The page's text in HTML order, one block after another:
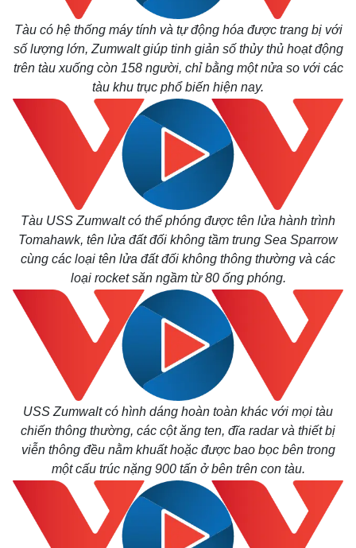
Thế giới
Quan sát
Cuộc sống đó đây
Multimedia
Video
Ảnh
E-Magazine
Infographic
Tàu có hệ thống máy tính và tự động hóa được trang bị với
số lượng lớn, Zumwalt giúp tinh giản số thủy thủ hoạt động
trên tàu xuống còn 158 người, chỉ bằng một nửa so với các
tàu khu trục phổ biến hiện nay.
Tàu USS Zumwalt có thể phóng được tên lửa hành trình
Tomahawk, tên lửa đất đối không tầm trung Sea Sparrow
cùng các loại tên lửa đất đối không thông thường và các
loại rocket săn ngầm từ 80 ống phóng.
USS Zumwalt có hình dáng hoàn toàn khác với mọi tàu
chiến thông thường, các cột ăng ten, đĩa radar và thiết bị
viễn thông đều nằm khuất hoặc được bao bọc bên trong
một cấu trúc nặng 900 tấn ở bên trên con tàu.